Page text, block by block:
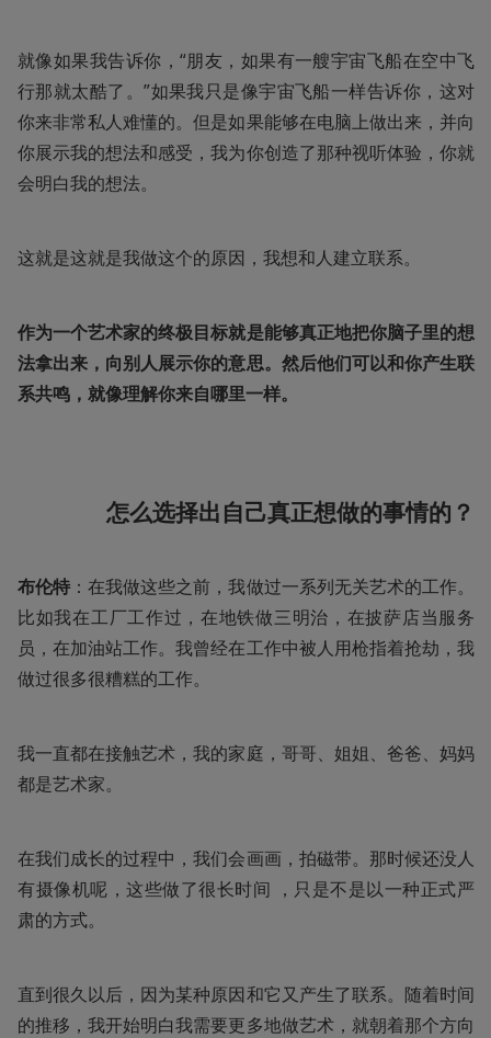
就像如果我告诉你，“朋友，如果有一艘宇宙飞船在空中飞
行那就太酷了。”如果我只是像宇宙飞船一样告诉你，这对
你来非常私人难懂的。但是如果能够在电脑上做出来，并向
你展示我的想法和感受，我为你创造了那种视听体验，你就
会明白我的想法。
这就是这就是我做这个的原因，我想和人建立联系。
作为一个艺术家的终极目标就是能够真正地把你脑子里的想
法拿出来，向别人展示你的意思。然后他们可以和你产生联
系共鸣，就像理解你来自哪里一样。
怎么选择出自己真正想做的事情的？
布伦特 ：在我做这些之前，我做过一系列无关艺术的工作。
比如我在工厂工作过，在地铁做三明治，在披萨店当服务
员，在加油站工作。我曾经在工作中被人用枪指着抢劫，我
做过很多很糟糕的工作。
我一直都在接触艺术，我的家庭，哥哥、姐姐、爸爸、妈妈
都是艺术家。
在我们成长的过程中，我们会画画，拍磁带。那时候还没人
有摄像机呢，这些做了很长时间 ，只是不是以一种正式严
肃的方式。
直到很久以后，因为某种原因和它又产生了联系。随着时间
的推移，我开始明白我需要更多地做艺术，就朝着那个方向